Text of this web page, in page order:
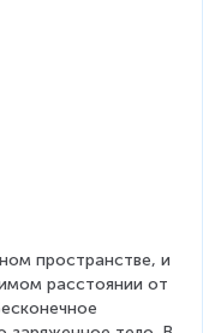
пространстве, и
расстоянии от